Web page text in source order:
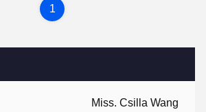
Miss. Csilla Wang
1